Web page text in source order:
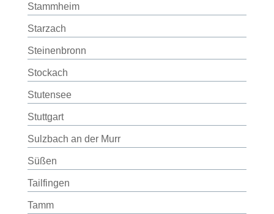
Stammheim
Starzach
Steinenbronn
Stockach
Stutensee
Stuttgart
Sulzbach an der Murr
Süßen
Tailfingen
Tamm